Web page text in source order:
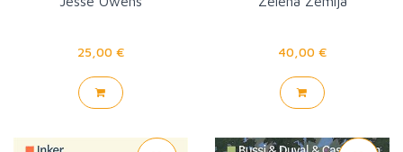
25,00 € 40,00 €